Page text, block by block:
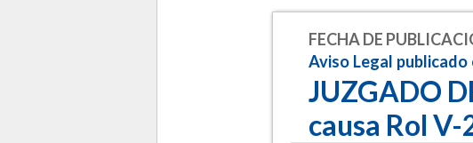
FECHA DE
Aviso Legal
JUZGADO
causa Rol